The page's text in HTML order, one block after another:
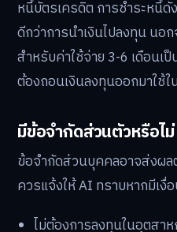
หนี้บัตรเครดิต การชำระหนี้ดั
ดีกว่าการนำเงินไปลงทุน นอ
สำหรับค่าใช้จ่าย 3-6 เดือนเ
ต้องถอนเงินลงทุนออกมาใช้ใ
มีข้อจำกัดส่วนตัวหรือไม่
ข้อจำกัดส่วนบุคคลอาจส่งผ
ควรแจ้งให้ AI ทราบหากมีเงื่
ไม่ต้องการลงทุนในอุตสา